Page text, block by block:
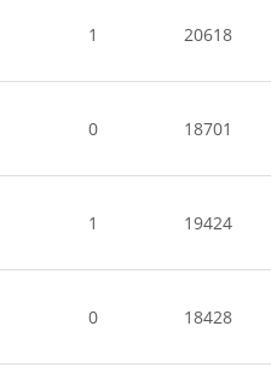
1 20618
0 18701
1 19424
0 18428